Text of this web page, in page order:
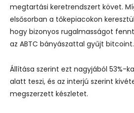
megtartási keretrendszert követ.
elsősorban a tőkepiacokon
hogy bizonyos rugalmasságot
az ABTC bányászattal gyűjt bitcoint.
Állítása szerint ezt nagyjából 53%-
alatt teszi, és az interjú szerint
megszerzett készletet.